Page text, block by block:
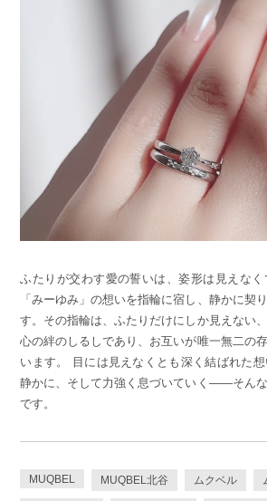
ふたりが交わす愛の誓いは、姿形は見えな
「みーゆみ」の想いを指輪に宿し、静かに契
す。その指輪は、ふたりだけにしか見えない
心の絆のしるしであり、お互いが唯一無二の
います。 目には見えなくとも深く結ばれた
静かに、そして力強く息づいていく——そん
です。
MUQBEL MUQBEL北谷 ムクベル